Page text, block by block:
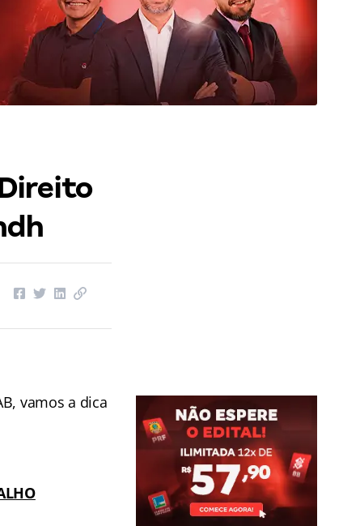
vamos a dica